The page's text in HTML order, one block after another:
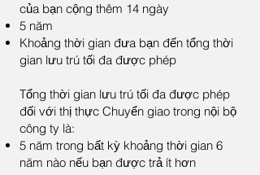
của bạn cộng thêm 14 ngày
5 năm
Khoảng thời gian đưa bạn đến tổng thời
gian lưu trú tối đa được phép
Tổng thời gian lưu trú tối đa được phép
đối với thị thực Chuyển giao trong nội bộ
công ty là:
5 năm trong bất kỳ khoảng thời gian 6
năm nào nếu bạn được trả ít hơn